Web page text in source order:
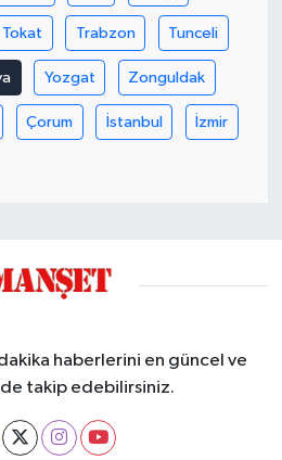
Tokat Trabzon Tunceli
Yozgat Zonguldak
Çorum İstanbul İzmir
haberlerini en güncel ve
takip edebilirsiniz.